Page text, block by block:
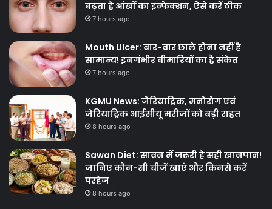
बढ़ता है आंखों का इन्फेक्शन, ऐसे करें ठीक
7 hours ago
Mouth Ulcer: बार-बार छाले होना नहीं है
सामान्य! इनगंभीर बीमारियों का है संकेत
7 hours ago
KGMU News: जेरियाट्रिक, मनोरोग एवं
जेरियाट्रिक आईसीयू मरीजों को बड़ी राहत
8 hours ago
Sawan Diet: सावन में जरूरी है सही खानपान!
जानिए कौन-सी चीजें खाएं और किनसे करें
परहेज
8 hours ago